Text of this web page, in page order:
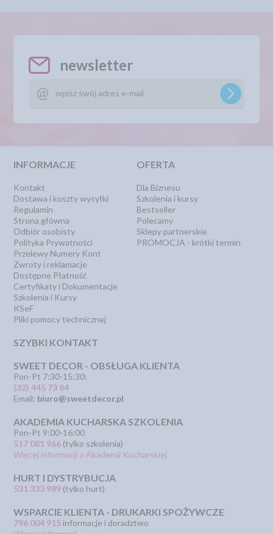
newsletter
INFORMACJE
Kontakt
Dostawa i koszty wysyłki
Regulamin
Strona główna
Odbiór osobisty
Polityka Prywatności
Przelewy Numery Kont
Zwroty i reklamacje
Dostępne Płatność
Certyfikaty i Dokumentacje
Szkolenia i Kursy
KSeF
Pliki pomocy technicznej
OFERTA
Dla Biznesu
Szkolenia i kursy
Bestseller
Polecamy
Sklepy partnerskie
PROMOCJA - krótki termin
SZYBKI KONTAKT
SWEET DECOR - OBSŁUGA KLIENTA
Pon-Pt 7:30-15:30:
(32) 445 73 84
Email: biuro@sweetdecor.pl
AKADEMIA KUCHARSKA SZKOLENIA
Pon-Pt 9:00-16:00
517 081 966 (tylko szkolenia)
Więcej informacji o Akademii Kucharskiej
HURT I DYSTRYBUCJA
531 333 989 (tylko hurt)
WSPARCIE KLIENTA - DRUKARKI SPOŻYWCZE
796 004 915 informacje i doradztwo